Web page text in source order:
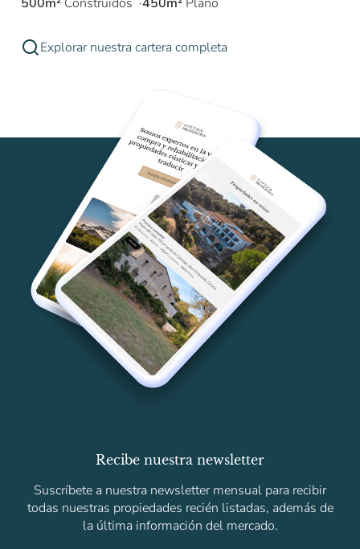
Explorar nuestra cartera completa
Recibe nuestra newsletter
Suscríbete a nuestra newsletter mensual para recibir
todas nuestras propiedades recién listadas, además de
la última información del mercado.